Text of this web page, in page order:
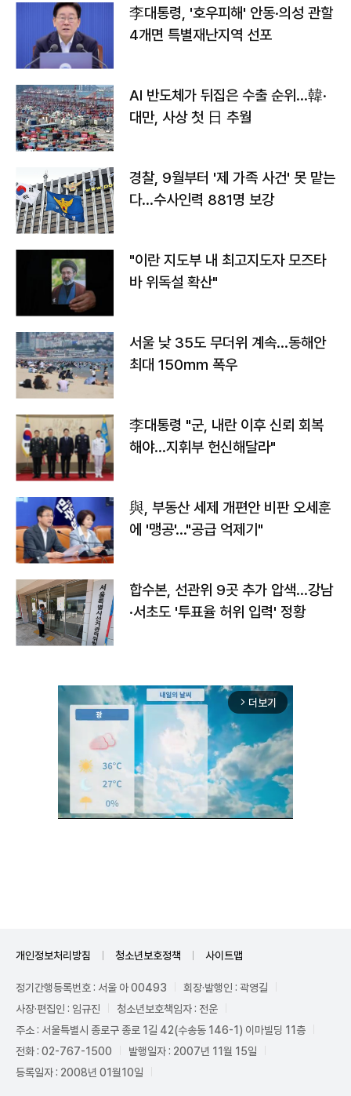
李대통령, '호우피해' 안동·의성 관할
4개면 특별재난지역 선포
AI 반도체가 뒤집은 수출 순위…韓·
대만, 사상 첫 日 추월
경찰, 9월부터 '제 가족 사건' 못 맡는
다…수사인력 881명 보강
"이란 지도부 내 최고지도자 모즈타
바 위독설 확산"
서울 낮 35도 무더위 계속…동해안
최대 150㎜ 폭우
李대통령 "군, 내란 이후 신뢰 회복
해야…지휘부 헌신해달라"
與, 부동산 세제 개편안 비판 오세훈
에 '맹공'…"공급 억제기"
합수본, 선관위 9곳 추가 압색…강남
·서초도 '투표율 허위 입력' 정황
arrow_forward_ios 더보기
개인정보처리방침 청소년보호정책 사이트맵
정기간행등록번호 : 서울 아 00493
회장·발행인 : 곽영길
사장·편집인 : 임규진
청소년보호책임자 : 전운
주소 : 서울특별시 종로구 종로 1길 42(수송동 146-1) 이마빌딩 11층
전화 : 02-767-1500
발행일자 : 2007년 11월 15일
등록일자 : 2008년 01월10일